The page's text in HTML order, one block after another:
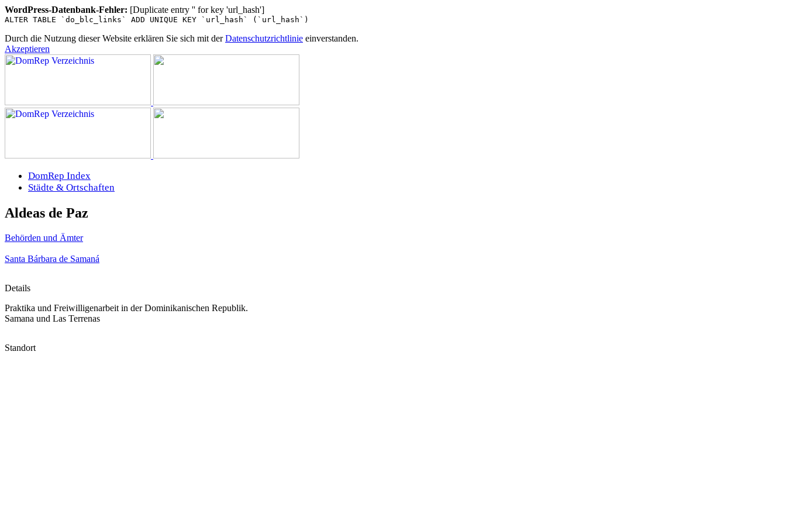
WordPress-Datenbank-Fehler: [Duplicate entry '' for key 'url_hash']
ALTER TABLE `do_blc_links` ADD UNIQUE KEY `url_hash` (`url_hash`)
Durch die Nutzung dieser Website erklären Sie sich mit derDatenschutzrichtlinie einverstanden.
Akzeptieren
DomRep Index
Städte & Ortschaften
Aldeas de Paz
Behörden und Ämter
Santa Bárbara de Samaná
Details
Praktika und Freiwilligenarbeit in der Dominikanischen Republik.
Samana und Las Terrenas
Standort